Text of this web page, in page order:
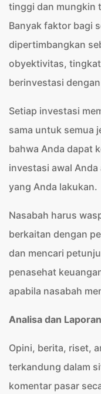
tinggi dan mungkin
Banyak faktor bagi
dipertimbangkan
obyektivitas,
berinvestasi
Setiap investasi
sama untuk semua
bahwa Anda dapat
investasi awal
yang Anda lakukan.
Nasabah harus
berkaitan dengan
dan mencari
penasehat
apabila nasabah
Analisa dan
Opini, berita, riset,
terkandung dalam
komentar pasar